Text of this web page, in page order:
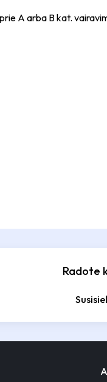
A arba B kat.
Radote